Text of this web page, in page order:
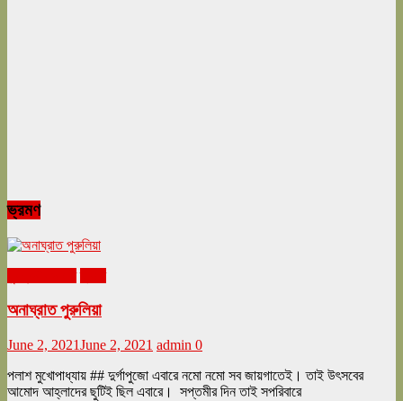
ভ্রমণ
অনাঘ্রাত পুরুলিয়া
June 2, 2021June 2, 2021 admin 0
পলাশ মুখোপাধ্যায় ## দুর্গাপুজো এবারে নমো নমো সব জায়গাতেই। তাই উৎসবের
আমোদ আহ্লাদের ছুটিই ছিল এবারে। সপ্তমীর দিন তাই সপরিবারে